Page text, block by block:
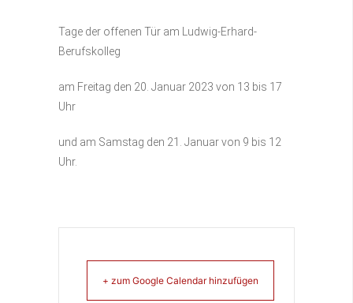
Tage der offenen Tür am Ludwig-Erhard-
Berufskolleg
am Freitag den 20. Januar 2023 von 13 bis 17
Uhr
und am Samstag den 21. Januar von 9 bis 12
Uhr.
+ zum Google Calendar hinzufügen